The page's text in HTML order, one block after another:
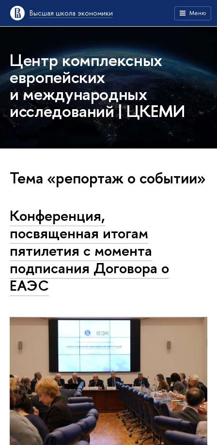
Высшая школа экономики Меню
Центр комплексных
европейских
и международных
исследований | ЦКЕМИ
Тема «репортаж о событии»
Конференция,
посвященная итогам
пятилетия с момента
подписания Договора о
ЕАЭС